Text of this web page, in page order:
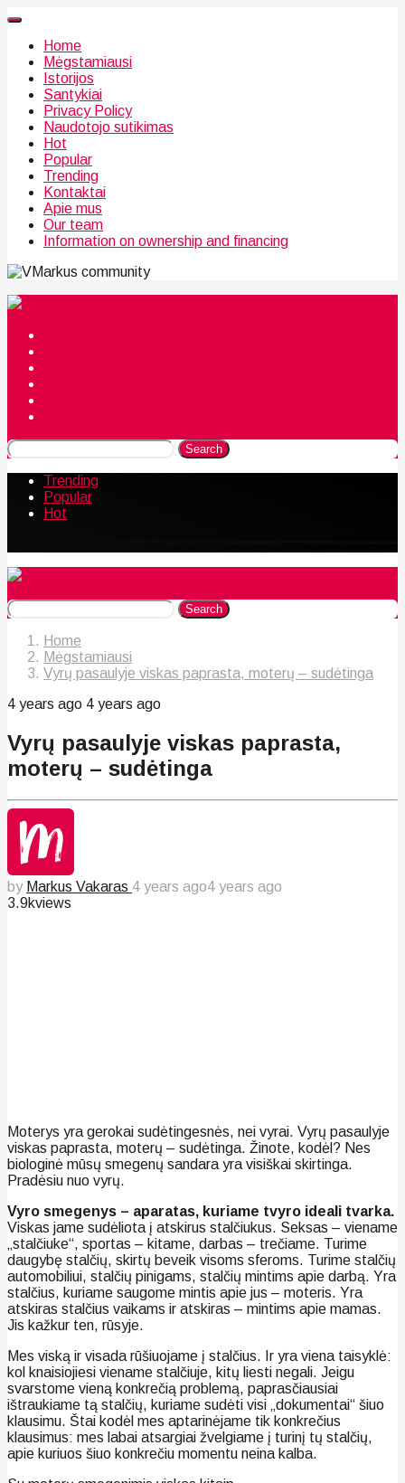
Home
Mėgstamiausi
Istorijos
Santykiai
Privacy Policy
Naudotojo sutikimas
Hot
Popular
Trending
Kontaktai
Apie mus
Our team
Information on ownership and financing
community
Search
Trending
Popular
Hot
Search
Home
Mėgstamiausi
Vyrų pasaulyje viskas paprasta, moterų – sudėtinga
4 years ago 4 years ago
Vyrų pasaulyje viskas paprasta,
moterų – sudėtinga
by Markus Vakaras 4 years ago4 years ago
3.9kviews
Moterys yra gerokai sudėtingesnės, nei vyrai. Vyrų pasaulyje
viskas paprasta, moterų – sudėtinga. Žinote, kodėl? Nes
biologinė mūsų smegenų sandara yra visiškai skirtinga.
Pradėsiu nuo vyrų.
Vyro smegenys – aparatas, kuriame tvyro ideali tvarka.
Viskas jame sudėliota į atskirus stalčiukus. Seksas – viename
„stalčiuke“, sportas – kitame, darbas – trečiame. Turime
daugybę stalčių, skirtų beveik visoms sferoms. Turime stalčių
automobiliui, stalčių pinigams, stalčių mintims apie darbą. Yra
stalčius, kuriame saugome mintis apie jus – moteris. Yra
atskiras stalčius vaikams ir atskiras – mintims apie mamas.
Jis kažkur ten, rūsyje.
Mes viską ir visada rūšiuojame į stalčius. Ir yra viena taisyklė:
kol knaisiojiesi viename stalčiuje, kitų liesti negali. Jeigu
svarstome vieną konkrečią problemą, paprasčiausiai
ištraukiame tą stalčių, kuriame sudėti visi „dokumentai“ šiuo
klausimu. Štai kodėl mes aptarinėjame tik konkrečius
klausimus: mes labai atsargiai žvelgiame į turinį tų stalčių,
apie kuriuos šiuo konkrečiu momentu neina kalba.